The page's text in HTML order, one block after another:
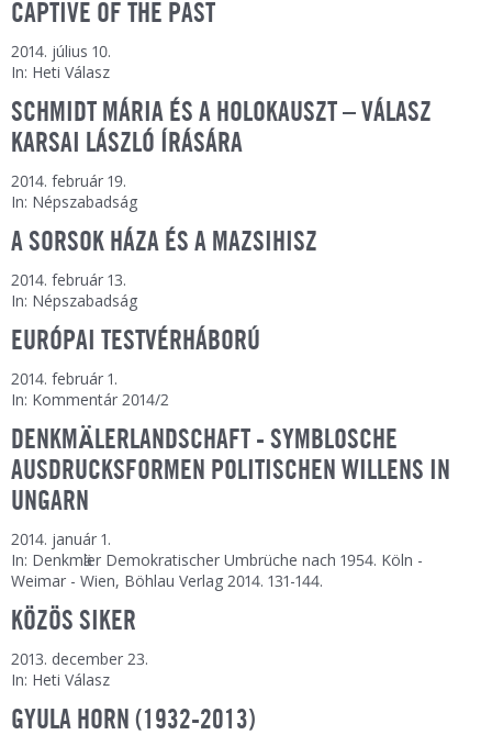
CAPTIVE OF THE PAST
2014. július 10.
In: Heti Válasz
SCHMIDT MÁRIA ÉS A HOLOKAUSZT – VÁLASZ
KARSAI LÁSZLÓ ÍRÁSÁRA
2014. február 19.
In: Népszabadság
A SORSOK HÁZA ÉS A MAZSIHISZ
2014. február 13.
In: Népszabadság
EURÓPAI TESTVÉRHÁBORÚ
2014. február 1.
In: Kommentár 2014/2
DENKMӒLERLANDSCHAFT - SYMBLOSCHE
AUSDRUCKSFORMEN POLITISCHEN WILLENS IN
UNGARN
2014. január 1.
In: Denkmӓler Demokratischer Umbrüche nach 1954. Köln -
Weimar - Wien, Böhlau Verlag 2014. 131-144.
KÖZÖS SIKER
2013. december 23.
In: Heti Válasz
GYULA HORN (1932-2013)